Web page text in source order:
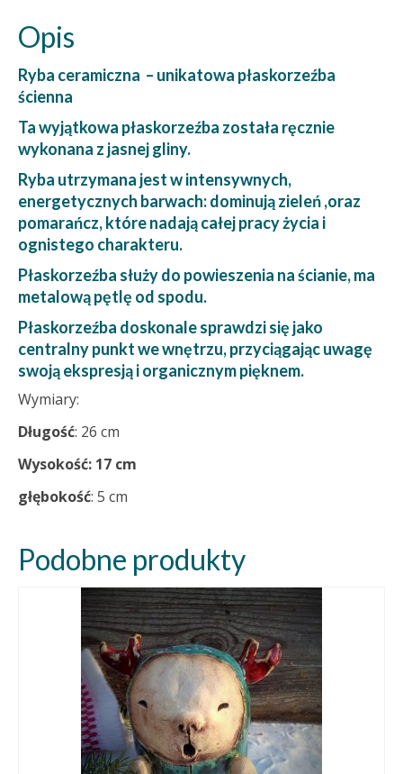
Opis
Ryba ceramiczna – unikatowa płaskorzeźba
ścienna
Ta wyjątkowa płaskorzeźba została ręcznie
wykonana z jasnej gliny.
Ryba utrzymana jest w intensywnych,
energetycznych barwach: dominują zieleń ,oraz
pomarańcz, które nadają całej pracy życia i
ognistego charakteru.
Płaskorzeźba służy do powieszenia na ścianie, ma
metalową pętlę od spodu.
Płaskorzeźba doskonale sprawdzi się jako
centralny punkt we wnętrzu, przyciągając uwagę
swoją ekspresją i organicznym pięknem.
Wymiary:
Długość: 26 cm
Wysokość: 17 cm
głębokość: 5 cm
Podobne produkty